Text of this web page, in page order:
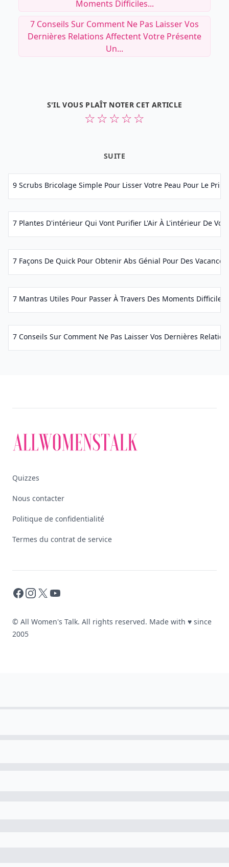
Moments Difficiles...
7 Conseils Sur Comment Ne Pas Laisser Vos
Dernières Relations Affectent Votre Présente
Un...
S'IL VOUS PLAÎT NOTER CET ARTICLE
☆
☆
☆
☆
☆
SUITE
9 Scrubs Bricolage Simple Pour Lisser Votre Peau Pour Le
7 Plantes D'intérieur Qui Vont Purifier L'Air À L'intérieur De
7 Façons De Quick Pour Obtenir Abs Génial Pour Des
7 Mantras Utiles Pour Passer À Travers Des Moments
7 Conseils Sur Comment Ne Pas Laisser Vos Dernières
Quizzes
Nous contacter
Politique de confidentialité
Termes du contrat de service
Facebook
Instagram
X YouTube
© All Women's Talk. All rights reserved. Made with ♥ since
2005